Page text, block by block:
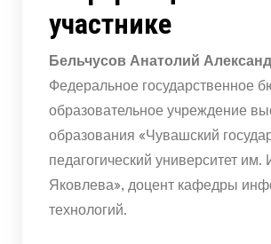
участнике
Бельчусов Анатолий
Федеральное государственное
образовательное учреждение
образования «Чувашский
педагогический университет им.
Яковлева», доцент кафедры
технологий.